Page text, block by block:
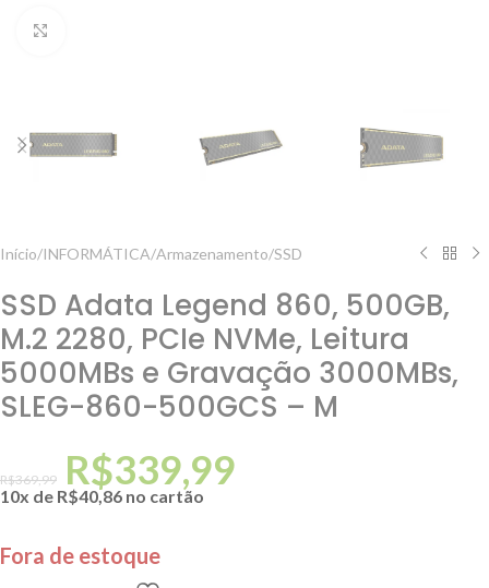
Início/INFORMÁTICA/Armazenamento/SSD
SSD Adata Legend 860, 500GB,
M.2 2280, PCIe NVMe, Leitura
5000MBs e Gravação 3000MBs,
SLEG-860-500GCS – M
R$369,99 R$339,99
10x de R$40,86 no cartão
Fora de estoque